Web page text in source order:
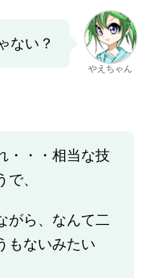
ない？
やえちゃん
・・・相当な技
、
がら、なんて二
もないみたい